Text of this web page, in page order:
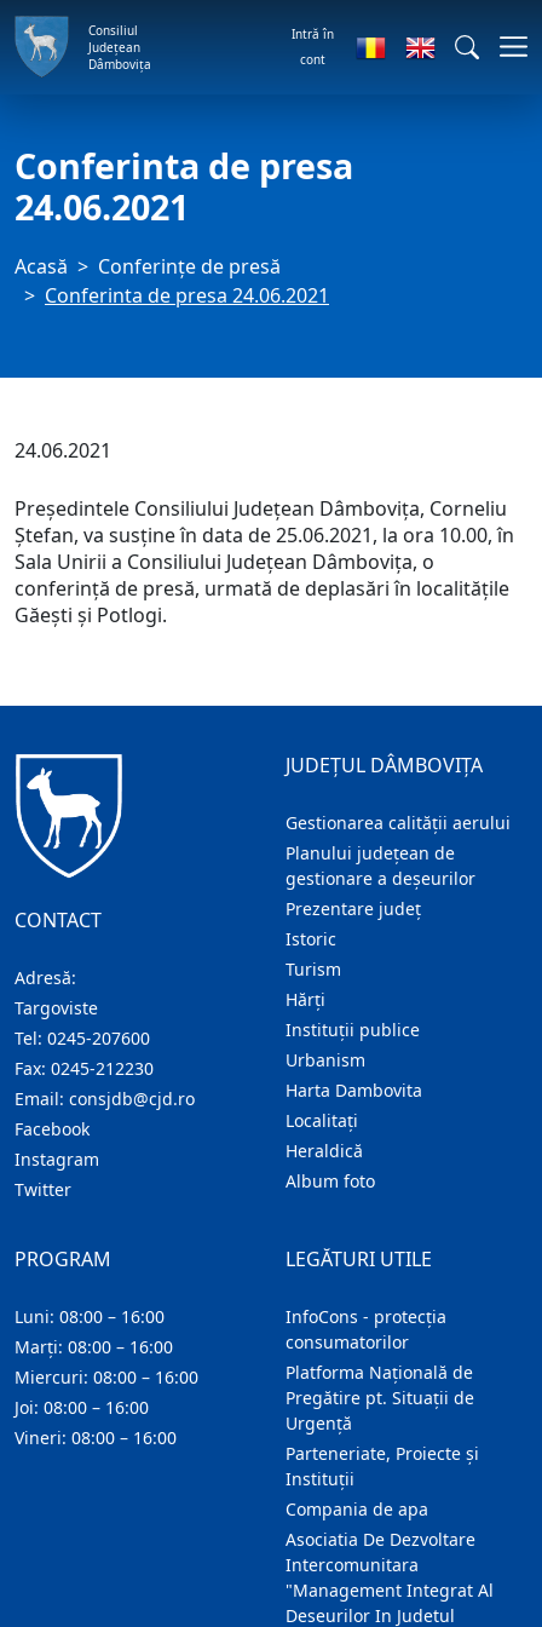
Consiliul
Județean
Dâmbovița
Intră în
cont
Conferinta de presa
24.06.2021
Acasă
Conferințe de presă
Conferinta de presa 24.06.2021
24.06.2021
Președintele Consiliului Județean Dâmbovița, Corneliu
Ștefan, va susține în data de 25.06.2021, la ora 10.00, în
Sala Unirii a Consiliului Județean Dâmbovița, o
conferință de presă, urmată de deplasări în localitățile
Găești și Potlogi.
CONTACT
Adresă:
Targoviste
Tel: 0245-207600
Fax: 0245-212230
Email: consjdb@cjd.ro
Facebook
Instagram
Twitter
JUDEȚUL DÂMBOVIȚA
Gestionarea calității aerului
Planului județean de
gestionare a deșeurilor
Prezentare judeţ
Istoric
Turism
Hărţi
Instituţii publice
Urbanism
Harta Dambovita
Localitaţi
Heraldică
Album foto
LEGĂTURI UTILE
InfoCons - protecția
consumatorilor
Platforma Națională de
Pregătire pt. Situații de
Urgență
Parteneriate, Proiecte și
Instituții
Compania de apa
Asociatia De Dezvoltare
Intercomunitara
"Management Integrat Al
Deseurilor In Judetul
PROGRAM
Luni: 08:00 – 16:00
Marți: 08:00 – 16:00
Miercuri: 08:00 – 16:00
Joi: 08:00 – 16:00
Vineri: 08:00 – 16:00